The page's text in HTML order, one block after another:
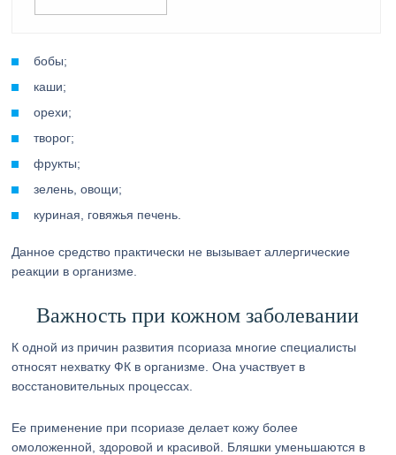
бобы;
каши;
орехи;
творог;
фрукты;
зелень, овощи;
куриная, говяжья печень.
Данное средство практически не вызывает аллергические
реакции в организме.
Важность при кожном заболевании
К одной из причин развития псориаза многие специалисты
относят нехватку ФК в организме. Она участвует в
восстановительных процессах.
Ее применение при псориазе делает кожу более
омоложенной, здоровой и красивой. Бляшки уменьшаются в